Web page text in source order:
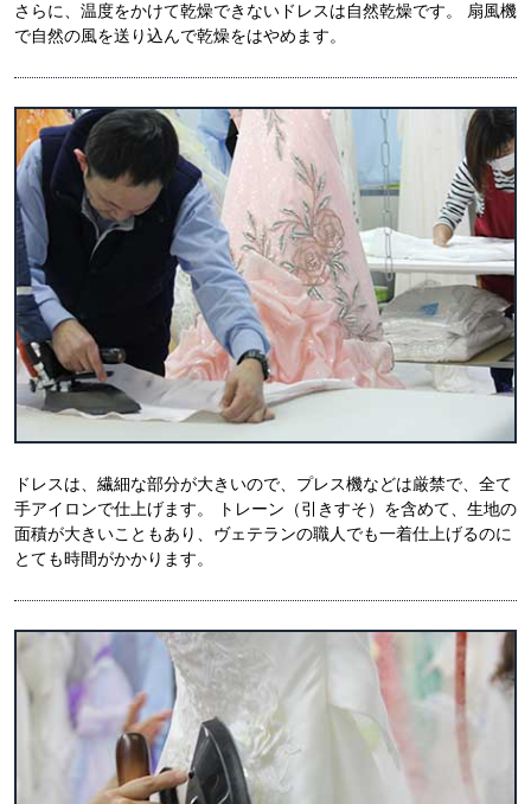
さらに、温度をかけて乾燥できないドレスは自然乾燥です。 扇風機
で自然の風を送り込んで乾燥をはやめます。
ドレスは、繊細な部分が大きいので、プレス機などは厳禁で、全て
手アイロンで仕上げます。 トレーン（引きすそ）を含めて、生地の
面積が大きいこともあり、ヴェテランの職人でも一着仕上げるのに
とても時間がかかります。